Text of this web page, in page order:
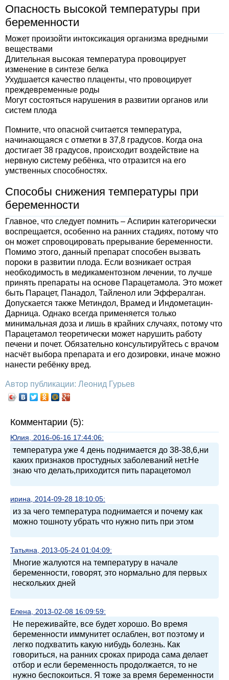
Опасность высокой температуры при
беременности
Может произойти интоксикация организма вредными
веществами
Длительная высокая температура провоцирует
изменение в синтезе белка
Ухудшается качество плаценты, что провоцирует
преждевременные роды
Могут состояться нарушения в развитии органов или
систем плода
Помните, что опасной считается температура,
начинающаяся с отметки в 37,8 градусов. Когда она
достигает 38 градусов, происходит воздействие на
нервную систему ребёнка, что отразится на его
умственных способностях.
Способы снижения температуры при
беременности
Главное, что следует помнить – Аспирин категорически
воспрещается, особенно на ранних стадиях, потому что
он может спровоцировать прерывание беременности.
Помимо этого, данный препарат способен вызвать
пороки в развитии плода. Если возникает острая
необходимость в медикаментозном лечении, то лучше
принять препараты на основе Парацетамола. Это может
быть Парацет, Панадол, Тайленол или Эффералган.
Допускается также Метиндол, Врамед и Индометацин-
Дарница. Однако всегда применяется только
минимальная доза и лишь в крайних случаях, потому что
Парацетамол теоретически может нарушить работу
печени и почет. Обязательно консультируйтесь с врачом
насчёт выбора препарата и его дозировки, иначе можно
нанести ребёнку вред.
Автор публикации: Леонид Гурьев
Комментарии (5):
Юлия, 2016-06-16 17:44:06:
температура уже 4 день поднимается до 38-38,6,ни
каких признаков простудных заболеваний нет.Не
знаю что делать,приходится пить парацетомол
ирина, 2014-09-28 18:10:05:
из за чего температура поднимается и почему как
можно тошноту убрать что нужно пить при этом
Татьяна, 2013-05-24 01:04:09:
Многие жалуются на температуру в начале
беременности, говорят, это нормально для первых
нескольких дней
Елена, 2013-02-08 16:09:59:
Не переживайте, все будет хорошо. Во время
беременности иммунитет ослаблен, вот поэтому и
легко подхватить какую нибудь болезнь. Как
говориться, на ранних сроках природа сама делает
отбор и если беременность продолжается, то не
нужно беспокоиться. Я тоже за время беременности